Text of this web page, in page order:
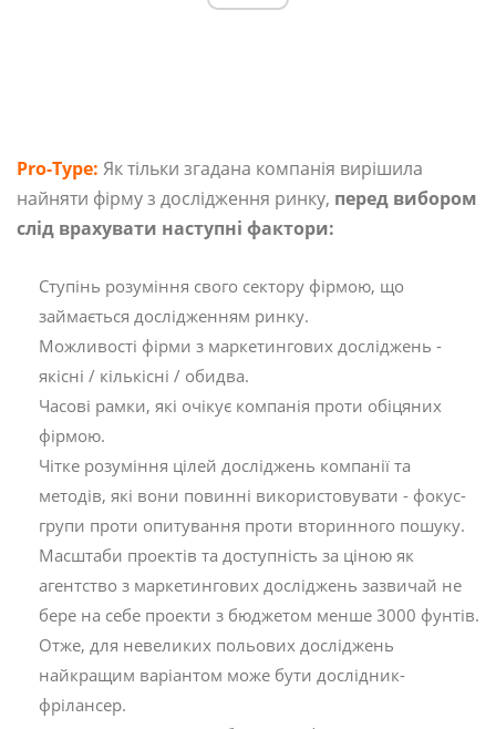
Pro-Type: Як тільки згадана компанія вирішила
найняти фірму з дослідження ринку, перед вибором
слід врахувати наступні фактори:
Ступінь розуміння свого сектору фірмою, що
займається дослідженням ринку.
Можливості фірми з маркетингових досліджень -
якісні / кількісні / обидва.
Часові рамки, які очікує компанія проти обіцяних
фірмою.
Чітке розуміння цілей досліджень компанії та
методів, які вони повинні використовувати - фокус-
групи проти опитування проти вторинного пошуку.
Масштаби проектів та доступність за ціною як
агентство з маркетингових досліджень зазвичай не
бере на себе проекти з бюджетом менше 3000 фунтів.
Отже, для невеликих польових досліджень
найкращим варіантом може бути дослідник-
фрілансер.